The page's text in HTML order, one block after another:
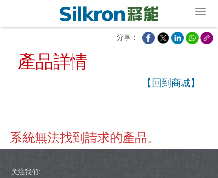
分享：
產品詳情
【回到商城】
系統無法找到請求的產品。
关注我们: